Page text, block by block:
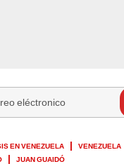
EN VENEZUELA VENEZUELA
JUAN GUAIDÓ